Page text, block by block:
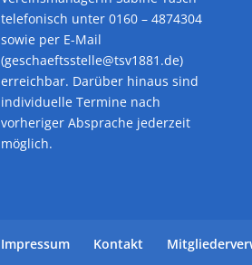
telefonisch unter 0160 – 4874304
sowie per E-Mail
(geschaeftsstelle@tsv1881.de)
erreichbar. Darüber hinaus sind
individuelle Termine nach
vorheriger Absprache jederzeit
möglich.
Impressum Kontakt